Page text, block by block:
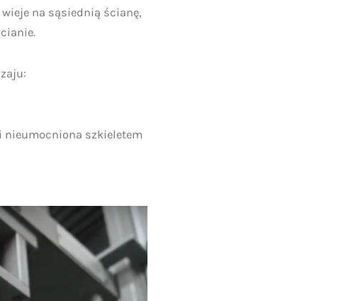
na sąsiednią ścianę,
nieumocniona szkieletem